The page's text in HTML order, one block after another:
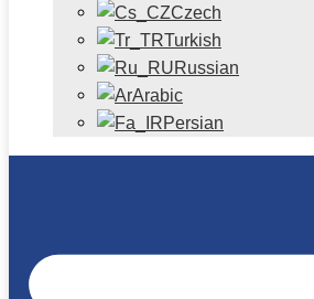
Czech
Turkish
Russian
Arabic
Persian